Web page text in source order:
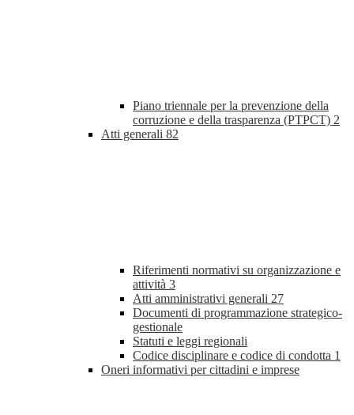
Piano triennale per la prevenzione della
corruzione e della trasparenza (PTPCT) 2
Atti generali 82
Riferimenti normativi su organizzazione e
attività 3
Atti amministrativi generali 27
Documenti di programmazione strategico-
gestionale
Statuti e leggi regionali
Codice disciplinare e codice di condotta 1
Oneri informativi per cittadini e imprese